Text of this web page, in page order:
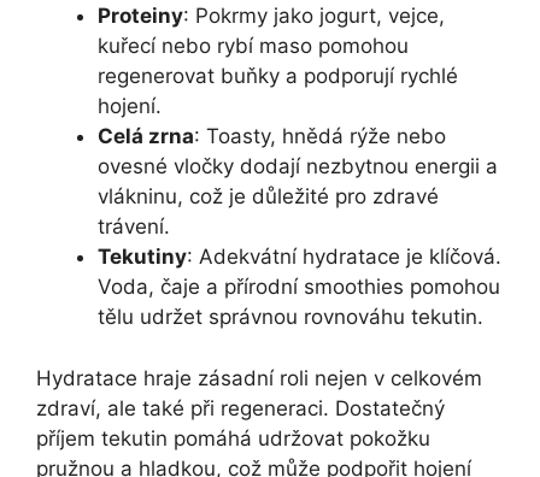
Proteiny: Pokrmy jako jogurt, vejce,
kuřecí nebo rybí maso pomohou
regenerovat buňky a podporují rychlé
hojení.
Celá zrna: Toasty, hnědá rýže nebo
ovesné vločky dodají nezbytnou energii a
vlákninu, což je důležité pro zdravé
trávení.
Tekutiny: Adekvátní hydratace je klíčová.
Voda, čaje a přírodní smoothies pomohou
tělu udržet správnou rovnováhu tekutin.
Hydratace hraje zásadní roli nejen v celkovém
zdraví, ale také při regeneraci. Dostatečný
příjem tekutin pomáhá udržovat pokožku
pružnou a hladkou, což může podpořit hojení